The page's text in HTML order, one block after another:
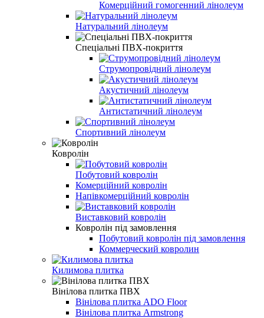
Комерційний гомогенний лінолеум
Натуральний лінолеум
Спеціальні ПВХ-покриття
Струмопровідний лінолеум
Акустичний лінолеум
Антистатичний лінолеум
Спортивний лінолеум
Ковролін
Побутовий ковролін
Комерційний ковролін
Напівкомерційний ковролін
Виставковий ковролін
Ковролін під замовлення
Побутовий ковролін під замовлення
Коммерческий ковролин
Килимова плитка
Вінілова плитка ПВХ
Вінілова плитка ADO Floor
Вінілова плитка Armstrong